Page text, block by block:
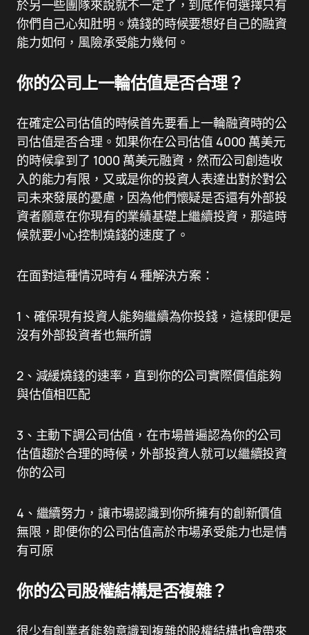
於另一些團隊來說就不一定了，到底作何選擇只有
你們自己心知肚明。燒錢的時候要想好自己的融資
能力如何，風險承受能力幾何。
你的公司上一輪估值是否合理？
在確定公司估值的時候首先要看上一輪融資時的公
司估值是否合理。如果你在公司估值 4000 萬美元
的時候拿到了 1000 萬美元融資，然而公司創造收
入的能力有限，又或是你的投資人表達出對於對公
司未來發展的憂慮，因為他們懷疑是否還有外部投
資者願意在你現有的業績基礎上繼續投資，那這時
候就要小心控制燒錢的速度了。
在面對這種情況時有 4 種解決方案：
1、確保現有投資人能夠繼續為你投錢，這樣即便是
沒有外部投資者也無所謂
2、減緩燒錢的速率，直到你的公司實際價值能夠
與估值相匹配
3、主動下調公司估值，在市場普遍認為你的公司
估值趨於合理的時候，外部投資人就可以繼續投資
你的公司
4、繼續努力，讓市場認識到你所擁有的創新價值
無限，即便你的公司估值高於市場承受能力也是情
有可原
你的公司股權結構是否複雜？
很少有創業者能夠意識到複雜的股權結構也會帶來